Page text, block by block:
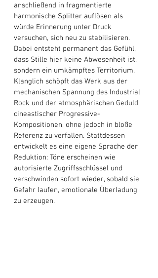
anschließend in fragmentierte
harmonische Splitter auflösen als
würde Erinnerung unter Druck
versuchen, sich neu zu stabilisieren.
Dabei entsteht permanent das Gefühl,
dass Stille hier keine Abwesenheit ist,
sondern ein umkämpftes Territorium.
Klanglich schöpft das Werk aus der
mechanischen Spannung des Industrial
Rock und der atmosphärischen Geduld
cineastischer Progressive-
Kompositionen, ohne jedoch in bloße
Referenz zu verfallen. Stattdessen
entwickelt es eine eigene Sprache der
Reduktion: Töne erscheinen wie
autorisierte Zugriffsschlüssel und
verschwinden sofort wieder, sobald sie
Gefahr laufen, emotionale Überladung
zu erzeugen.